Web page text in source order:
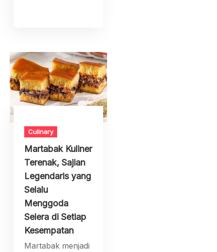
Culinary
Martabak Kuliner
Terenak, Sajian
Legendaris yang
Selalu
Menggoda
Selera di Setiap
Kesempatan
Martabak menjadi